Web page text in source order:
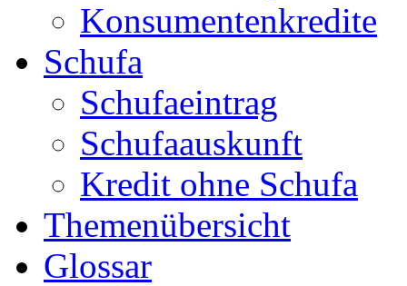
Konsumentenkredite
Schufa
Schufaeintrag
Schufaauskunft
Kredit ohne Schufa
Themenübersicht
Glossar